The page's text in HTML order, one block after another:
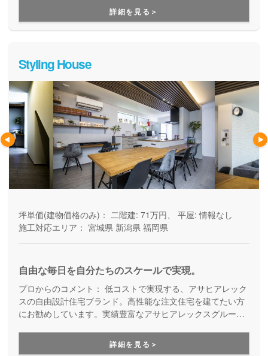
ます。アサヒアレックスの家だから、性能だけでなく保証も
しっかりしていて安心。手の届く価格で安心して住める家を
建てたい方、必見です。
詳細を見る＞
Styling House
坪単価(建物価格のみ)： 二階建: 71万円、 平屋: 情報なし
施工対応エリア： 宮城県 新潟県 福岡県
自由な毎日を自分たちのスケールで実現。
プロからのコメント： 低コストで実現する、アサヒアレック
スの自由設計住宅ブランド。高性能な注文住宅を建てたい方
にお勧めしています。実績豊富なアサヒアレックスグループ
る、安心の家づくりです。詳細を見る＞